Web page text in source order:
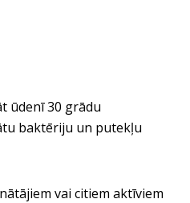
ūdenī 30 grādu
baktēriju un putekļu
vai citiem aktīviem